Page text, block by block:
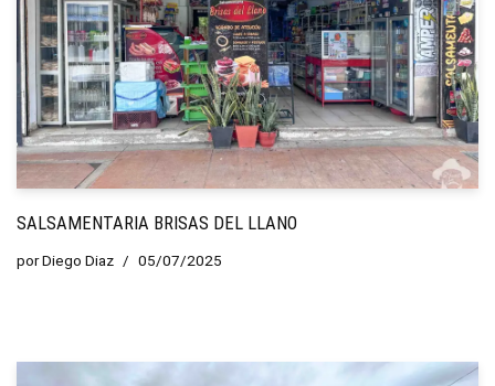
SALSAMENTARIA BRISAS DEL LLANO
porDiego Diaz 05/07/2025